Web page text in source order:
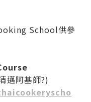
School供參
邁阿基師?)